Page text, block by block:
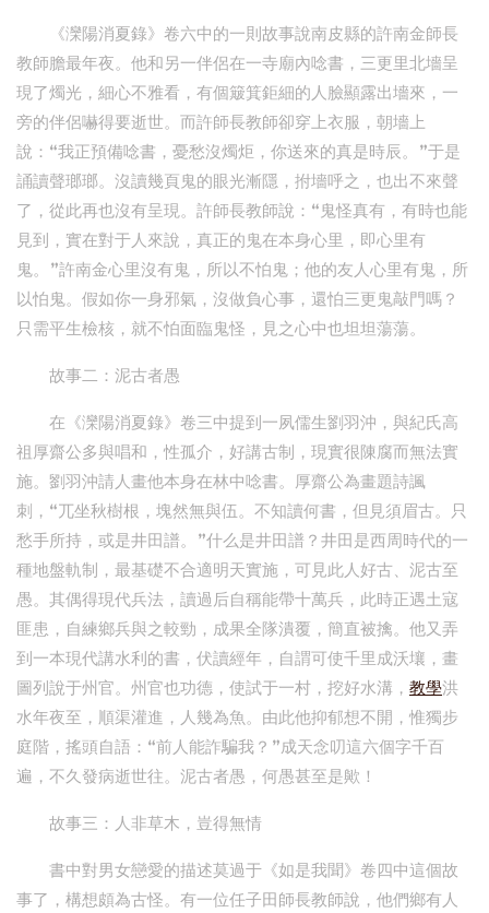
《灤陽消夏錄》卷六中的一則故事說南皮縣的許南金師長
教師膽最年夜。他和另一伴侶在一寺廟內唸書，三更里北墻呈
現了燭光，細心不雅看，有個簸箕鉅細的人臉顯露出墻來，一
旁的伴侶嚇得要逝世。而許師長教師卻穿上衣服，朝墻上
說：“我正預備唸書，憂愁沒燭炬，你送來的真是時辰。”于是
誦讀聲瑯瑯。沒讀幾頁鬼的眼光漸隱，拊墻呼之，也出不來聲
了，從此再也沒有呈現。許師長教師說：“鬼怪真有，有時也能
見到，實在對于人來說，真正的鬼在本身心里，即心里有
鬼。”許南金心里沒有鬼，所以不怕鬼；他的友人心里有鬼，所
以怕鬼。假如你一身邪氣，沒做負心事，還怕三更鬼敲門嗎？
只需平生檢核，就不怕面臨鬼怪，見之心中也坦坦蕩蕩。
故事二：泥古者愚
在《灤陽消夏錄》卷三中提到一夙儒生劉羽沖，與紀氏高
祖厚齋公多與唱和，性孤介，好講古制，現實很陳腐而無法實
施。劉羽沖請人畫他本身在林中唸書。厚齋公為畫題詩諷
刺，“兀坐秋樹根，塊然無與伍。不知讀何書，但見須眉古。只
愁手所持，或是井田譜。”什么是井田譜？井田是西周時代的一
種地盤軌制，最基礎不合適明天實施，可見此人好古、泥古至
愚。其偶得現代兵法，讀過后自稱能帶十萬兵，此時正遇土寇
匪患，自練鄉兵與之較勁，成果全隊潰覆，簡直被擒。他又弄
到一本現代講水利的書，伏讀經年，自謂可使千里成沃壤，畫
圖列說于州官。州官也功德，使試于一村，挖好水溝， 教學洪
水年夜至，順渠灌進，人幾為魚。由此他抑郁想不開，惟獨步
庭階，搖頭自語：“前人能詐騙我？”成天念叨這六個字千百
遍，不久發病逝世往。泥古者愚，何愚甚至是歟！
故事三：人非草木，豈得無情
書中對男女戀愛的描述莫過于《如是我聞》卷四中這個故
事了，構想頗為古怪。有一位任子田師長教師說，他們鄉有人